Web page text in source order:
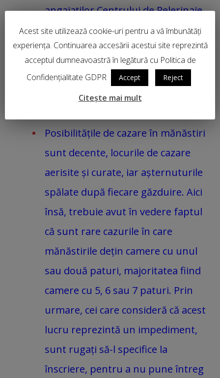
angajaților Centrului de Pelerinaje
și pentru a nu pune întreg grupul
în fața faptului împlinit de a avea
nevoie de asistență medicală
specializată sau de a renunța la
Posibilitățile de cazare în mănăstiri
sunt decente, locurile de cazare
aerisite și curate, iar așternuturile
spălate după fiecare găzduire. Aici
însă, trebuie avut în vedere faptul
că sunt rare cazurile în care
mănăstirile dețin camere cu unul
sau două paturi, majoritatea fiind
camere cu 5, 6 sau 7 paturi. Prin
urmare, cei care consideră că acest
lucru reprezintă un impediment,
sunt rugați să-l specifice la
înscriere, pentru a nu pune întreg
Acest site utilizează cookie-uri pentru a vă îmbunătăți
experiența. Continuarea accesării acestui site reprezintă
acceptul dumneavoastră în legătură cu Politica de
Confidențialitate GDPR
Accept Reject
Citește mai mult